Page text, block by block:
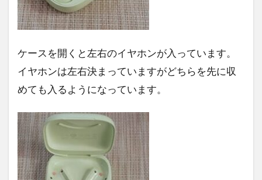
ケースを開くと左右のイヤホンが入っています。
イヤホンは左右決まっていますがどちらを先に収
めても入るようになっています。